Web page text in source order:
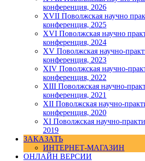
конференция, 2026
XVII Поволжская научно
конференция, 2025
XVI Поволжская научно
конференция, 2024
ХV Поволжская научно-
конференция, 2023
ХIV Поволжская научно-
конференция, 2022
ХIII Поволжская научно-
конференция, 2021
ХII Поволжская научно-
конференция, 2020
XI Поволжская научно-
2019
ЗАКАЗАТЬ
ИНТЕРНЕТ-МАГАЗИН
ОНЛАЙН ВЕРСИИ